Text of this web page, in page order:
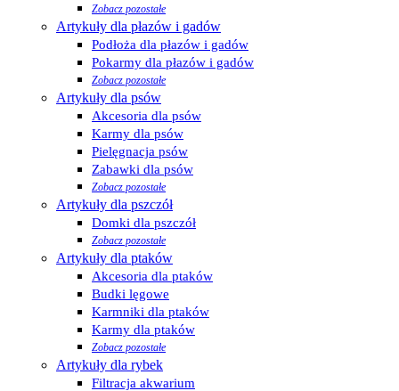
Zobacz pozostałe
Artykuły dla płazów i gadów
Podłoża dla płazów i gadów
Pokarmy dla płazów i gadów
Zobacz pozostałe
Artykuły dla psów
Akcesoria dla psów
Karmy dla psów
Pielęgnacja psów
Zabawki dla psów
Zobacz pozostałe
Artykuły dla pszczół
Domki dla pszczół
Zobacz pozostałe
Artykuły dla ptaków
Akcesoria dla ptaków
Budki lęgowe
Karmniki dla ptaków
Karmy dla ptaków
Zobacz pozostałe
Artykuły dla rybek
Filtracja akwarium